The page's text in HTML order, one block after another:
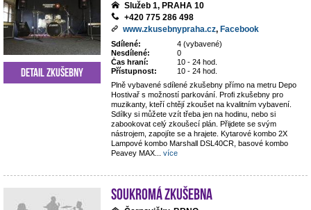
Služeb 1, PRAHA 10
+420 775 286 498
www.zkusebnypraha.cz, Facebook
Sdílené:
4 (vybavené)
Nesdílené:
0
Čas hraní:
10 - 24 hod.
Přístupnost:
10 - 24 hod.
Plně vybavené sdílené zkušebny přímo na metru Depo
Hostivař s možností parkování. Profi zkušebny pro
muzikanty, kteří chtějí zkoušet na kvalitním vybavení.
Sdílky si můžete vzít třeba jen na hodinu, nebo si
zabookovat celý zkoušecí plán. Přijdete se svým
nástrojem, zapojíte se a hrajete. Kytarové kombo 2X
Lampové kombo Marshall DSL40CR, basové kombo
Peavey MAX
více
Detail zkušebny
Soukromá zkušebna